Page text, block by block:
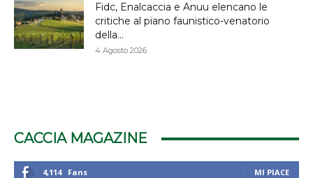
Fidc, Enalcaccia e Anuu elencano le
critiche al piano faunistico-venatorio
della...
4 Agosto 2026
CACCIA MAGAZINE
4,114 Fans MI PIACE